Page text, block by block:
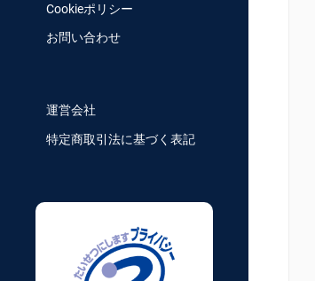
Cookieポリシー
お問い合わせ
運営会社
特定商取引法に基づく表記